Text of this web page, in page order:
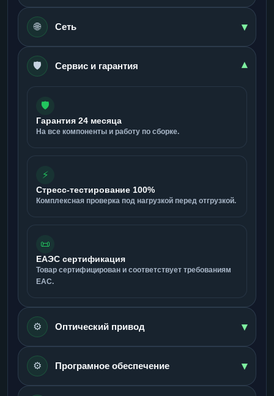
🌐 Сеть ▾
🛡️ Сервис и гарантия ▾
🛡️
Гарантия 24 месяца
На все компоненты и работу по сборке.
⚡
Стресс-тестирование 100%
Комплексная проверка под нагрузкой перед отгрузкой.
📜
ЕАЭС сертификация
Товар сертифицирован и соответствует требованиям
ЕАС.
⚙️ Оптический привод ▾
⚙️ Програмное обеспечение ▾